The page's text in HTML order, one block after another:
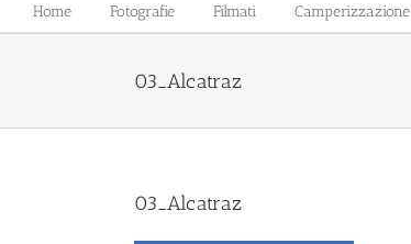
Home Fotografie Filmati Camperizzazione
03_Alcatraz
03_Alcatraz